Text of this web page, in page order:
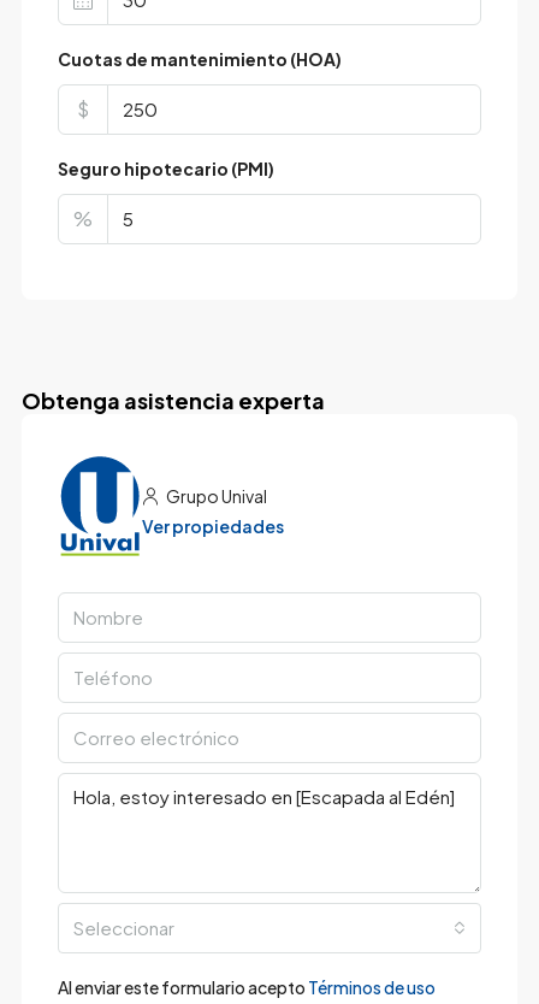
Cuotas de mantenimiento (HOA)
$
Seguro hipotecario (PMI)
%
Obtenga asistencia experta
Grupo Unival
Ver propiedades
Seleccionar
Al enviar este formulario acepto Términos de uso